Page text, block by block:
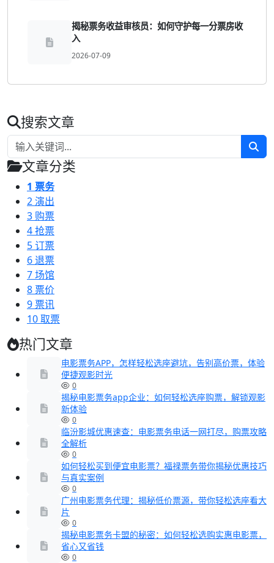
揭秘票务收益审核员：如何守护每一分票房收
入
2026-07-09
搜索文章
文章分类
1 票务
2演出
3 购票
4抢票
5订票
6退票
7场馆
8票价
9票讯
10取票
热门文章
电影票务APP，怎样轻松选座避坑，告别高价票，体验
便捷观影时光
0
揭秘电影票务app企业：如何轻松选座购票，解锁观影
新体验
0
临汾影城优惠速查：电影票务电话一网打尽，购票攻略
全解析
0
如何轻松买到便宜电影票？福禄票务带你揭秘优惠技巧
与真实案例
0
广州电影票务代理：揭秘低价票源，带你轻松选座看大
片
0
揭秘电影票务卡盟的秘密：如何轻松选购实惠电影票，
省心又省钱
0